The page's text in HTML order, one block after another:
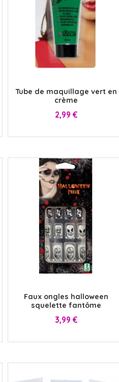
Tube de maquillage vert en
crème
Prix
2,99 €
Faux ongles halloween
squelette fantôme
Prix
3,99 €